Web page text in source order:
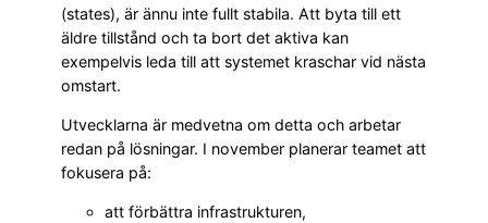
(states), är ännu inte fullt stabila. Att byta till ett
äldre tillstånd och ta bort det aktiva kan
exempelvis leda till att systemet kraschar vid nästa
omstart.
Utvecklarna är medvetna om detta och arbetar
redan på lösningar. I november planerar teamet att
fokusera på:
att förbättra infrastrukturen,